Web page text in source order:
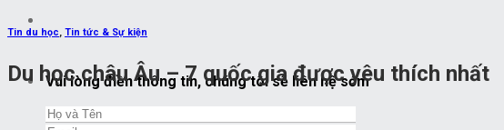
Vui lòng điền thông tin, chúng tôi sẽ liên hệ sớm
Tin du học, Tin tức & Sự kiện
Du học châu Âu – 7 quốc gia được yêu thích nhất